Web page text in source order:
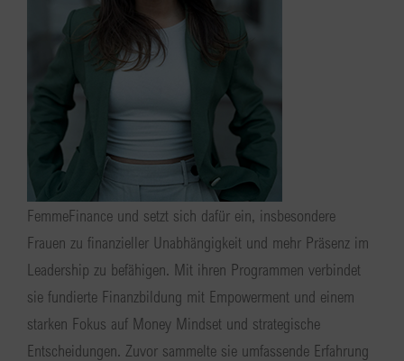
FemmeFinance und setzt sich dafür ein, insbesondere
Frauen zu finanzieller Unabhängigkeit und mehr Präsenz im
Leadership zu befähigen. Mit ihren Programmen verbindet
sie fundierte Finanzbildung mit Empowerment und einem
starken Fokus auf Money Mindset und strategische
Entscheidungen. Zuvor sammelte sie umfassende Erfahrung